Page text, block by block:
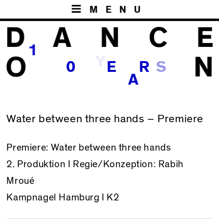
MENU
1
0 E
A
R
Water between three hands – Premiere
Premiere:Water between three hands
2. Produktion I Regie/Konzeption: Rabih
Mroué
Kampnagel Hamburg I K2